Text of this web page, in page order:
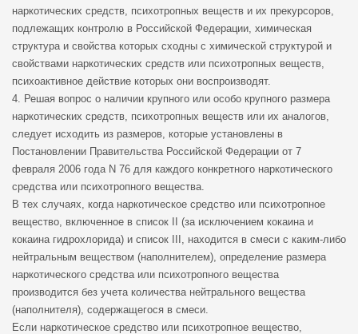
наркотических средств, психотропных веществ и их прекурсоров,
подлежащих контролю в Российской Федерации, химическая
структура и свойства которых сходны с химической структурой и
свойствами наркотических средств или психотропных веществ,
психоактивное действие которых они воспроизводят.
4. Решая вопрос о наличии крупного или особо крупного размера
наркотических средств, психотропных веществ или их аналогов,
следует исходить из размеров, которые установлены в
Постановлении Правительства Российской Федерации от 7
февраля 2006 года N 76 для каждого конкретного наркотического
средства или психотропного вещества.
В тех случаях, когда наркотическое средство или психотропное
вещество, включенное в список II (за исключением кокаина и
кокаина гидрохлорида) и список III, находится в смеси с каким-либо
нейтральным веществом (наполнителем), определение размера
наркотического средства или психотропного вещества
производится без учета количества нейтрального вещества
(наполнителя), содержащегося в смеси.
Если наркотическое средство или психотропное вещество,